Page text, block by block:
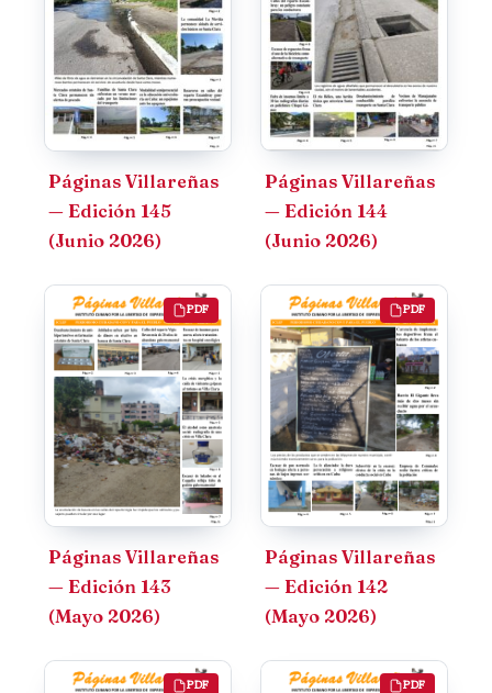
Páginas Villareñas
— Edición 145
(Junio 2026)
Páginas Villareñas
— Edición 144
(Junio 2026)
PDF
Páginas Villareñas
— Edición 143
(Mayo 2026)
PDF
Páginas Villareñas
— Edición 142
(Mayo 2026)
PDF PDF